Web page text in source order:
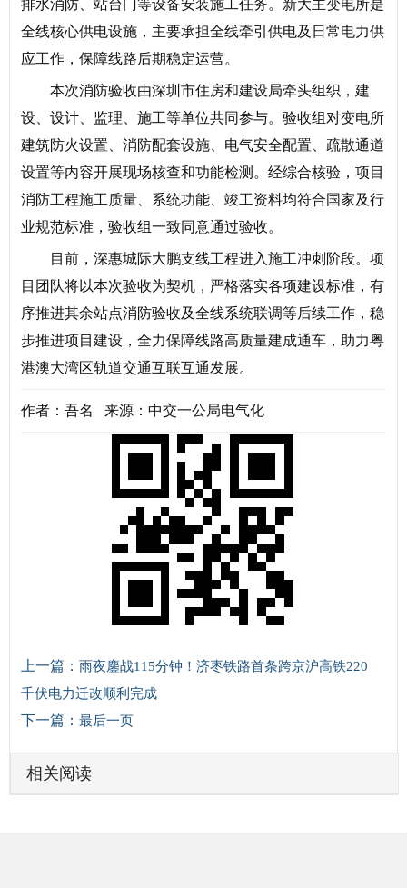
排水消防、站台门等设备安装施工任务。新大主变电所是
全线核心供电设施，主要承担全线牵引供电及日常电力供
应工作，保障线路后期稳定运营。
本次消防验收由深圳市住房和建设局牵头组织，建
设、设计、监理、施工等单位共同参与。验收组对变电所
建筑防火设置、消防配套设施、电气安全配置、疏散通道
设置等内容开展现场核查和功能检测。经综合核验，项目
消防工程施工质量、系统功能、竣工资料均符合国家及行
业规范标准，验收组一致同意通过验收。
目前，深惠城际大鹏支线工程进入施工冲刺阶段。项
目团队将以本次验收为契机，严格落实各项建设标准，有
序推进其余站点消防验收及全线系统联调等后续工作，稳
步推进项目建设，全力保障线路高质量建成通车，助力粤
港澳大湾区轨道交通互联互通发展。
作者：吾名 来源：中交一公局电气化
上一篇： 雨夜鏖战115分钟！济枣铁路首条跨京沪高铁220
千伏电力迁改顺利完成
下一篇： 最后一页
相关阅读